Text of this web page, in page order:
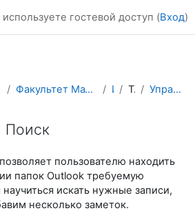
гостевой доступ (Вход)
Факультет Математики и компьютерных наук ИКТ Тема 1 Упражнение 3. Поиск
Поиск
пользователю находить
папок Outlook требуемую
искать нужные записи,
несколько заметок.